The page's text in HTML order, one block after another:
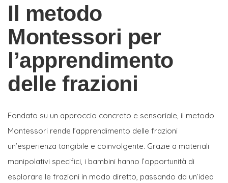
Il metodo
Montessori per
l’apprendimento
delle frazioni
Fondato su un approccio concreto e sensoriale, il metodo
Montessori rende l’apprendimento delle frazioni
un’esperienza tangibile e coinvolgente. Grazie a materiali
manipolativi specifici, i bambini hanno l’opportunità di
esplorare le frazioni in modo diretto, passando da un’idea